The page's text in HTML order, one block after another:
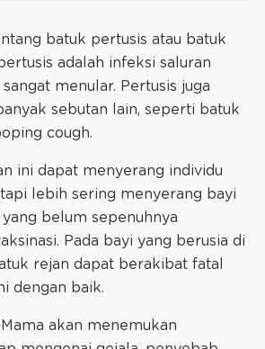
batuk pertusis atau batuk
adalah infeksi saluran
menular. Pertusis juga
sebutan lain, seperti batuk
cough.
ini dapat menyerang individu
tapi lebih sering menyerang bayi
belum sepenuhnya
Pada bayi yang berusia di
rejan dapat berakibat fatal
dengan baik.
akan menemukan